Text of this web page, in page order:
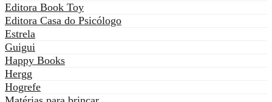
Editora Book Toy
Editora Casa do Psicólogo
Estrela
Guigui
Happy Books
Hergg
Hogrefe